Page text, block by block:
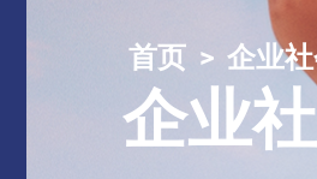
首页 企业
企业